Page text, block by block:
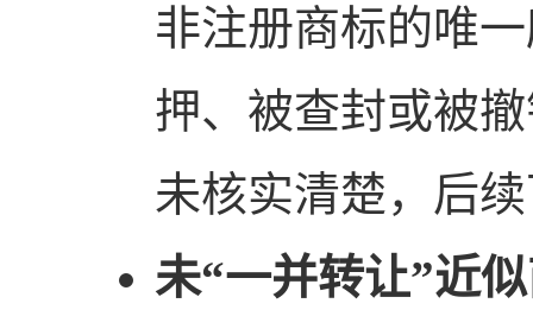
非注册商标的唯
押、被查封或被
未核实清楚，后
未“一并转让”近